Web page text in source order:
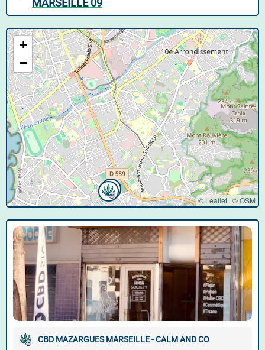
MARSEILLE 09
+
−
© Leaflet | ©OSM
CBD MAZARGUES MARSEILLE - CALM AND CO